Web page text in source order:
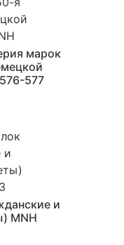
марок
577
и
MNH